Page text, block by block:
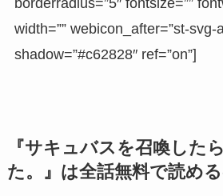
width=”” webicon_after=”st-svg-
shadow=”#c62828″ ref=”on”]
『サキュバスを召喚した
た。』は全話無料で読め